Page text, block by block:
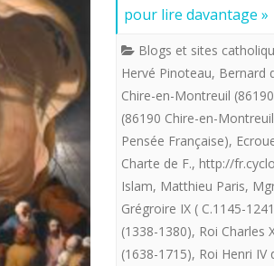
pour lire davantage »
Blogs et sites
Hervé Pinoteau, Bernard
Chire-en-Montreuil
(86190 Chire-en-
Pensée Française),
Charte de F., http://
Islam, Matthieu Paris,
Grégroire IX ( C.1145-
(1338-1380), Roi Charles
(1638-1715), Roi Henri IV